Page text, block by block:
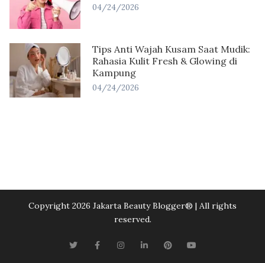
04/24/2026
Tips Anti Wajah Kusam Saat Mudik:
Rahasia Kulit Fresh & Glowing di
Kampung
04/24/2026
Copyright 2026 Jakarta Beauty Blogger®️ | All rights
reserved.